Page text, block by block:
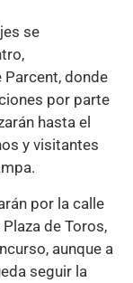
se
Parcent, donde
por parte
hasta el
y visitantes
por la calle
de Toros,
aunque a
seguir la